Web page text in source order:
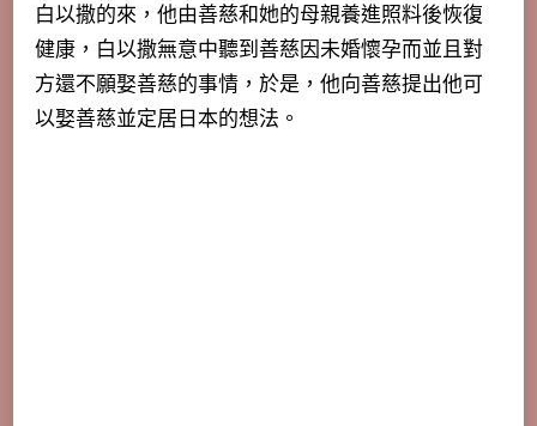
白以撒的來，他由善慈和她的母親養進照料後恢復
健康，白以撒無意中聽到善慈因未婚懷孕而並且對
方還不願娶善慈的事情，於是，他向善慈提出他可
以娶善慈並定居日本的想法。